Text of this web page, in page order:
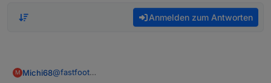
Anmelden zum Antworten
M Michi68@fastfoot